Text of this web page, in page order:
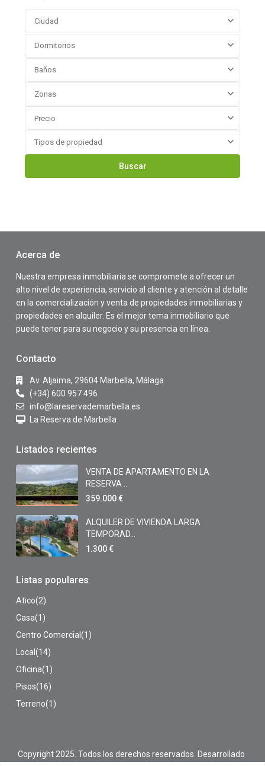
Ciudad
Dormitorios
Baños
Zonas
Precio
Tipos de propiedad
Buscar
Acerca de
Nuestra empresa inmobiliaria se compromete a ofrecer un
alto nivel de experiencia, servicio al cliente y atención al detalle
en la comercialización y venta de propiedades inmobiliarias y
propiedades en alquiler. Es el mejor tema inmobiliario que
puede tener para su negocio y su presencia en línea.
Contacto
Av. Aljaima, 29604 Marbella, Málaga
(+34) 600 957 496
info@lareservademarbella.es
La Reserva de Marbella
Listados recientes
VENTA DE APARTAMENTO EN LA
RESERVA ...
359.000 €
ALQUILER DE VIVIENDA LARGA
TEMPORAD...
1.300 €
Listas populares
Atico(2)
Casa(1)
Centro Comercial (1)
Local (14)
Oficina(1)
Pisos(16)
Terreno(1)
Copyright 2025. Todos los derechos reservados. Desarrollado